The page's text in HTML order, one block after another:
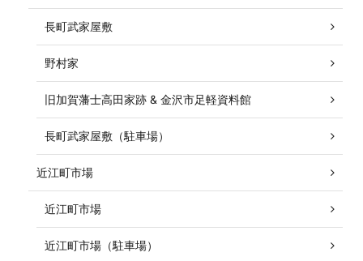
長町武家屋敷
野村家
旧加賀藩士高田家跡 & 金沢市足軽資料館
長町武家屋敷（駐車場）
近江町市場
近江町市場
近江町市場（駐車場）